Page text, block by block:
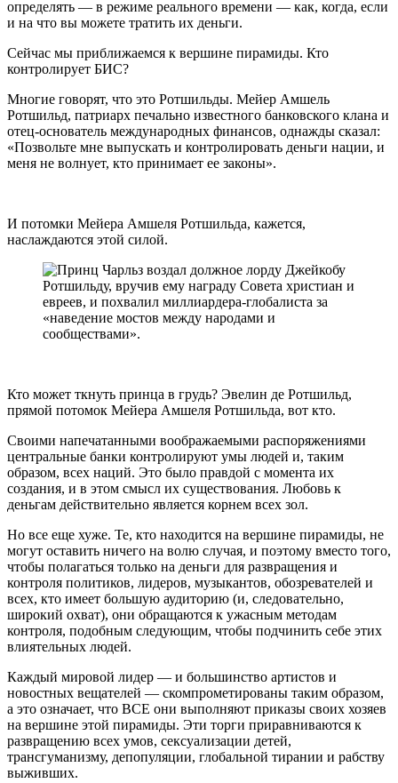
определять — в режиме реального времени — как, когда, если
и на что вы можете тратить их деньги.
Сейчас мы приближаемся к вершине пирамиды. Кто
контролирует БИС?
Многие говорят, что это Ротшильды. Мейер Амшель
Ротшильд, патриарх печально известного банковского клана и
отец-основатель международных финансов, однажды сказал:
«Позвольте мне выпускать и контролировать деньги нации, и
меня не волнует, кто принимает ее законы».
И потомки Мейера Амшеля Ротшильда, кажется,
наслаждаются этой силой.
Кто может ткнуть принца в грудь? Эвелин де Ротшильд,
прямой потомок Мейера Амшеля Ротшильда, вот кто.
Своими напечатанными воображаемыми распоряжениями
центральные банки контролируют умы людей и, таким
образом, всех наций. Это было правдой с момента их
создания, и в этом смысл их существования. Любовь к
деньгам действительно является корнем всех зол.
Но все еще хуже. Те, кто находится на вершине пирамиды, не
могут оставить ничего на волю случая, и поэтому вместо того,
чтобы полагаться только на деньги для развращения и
контроля политиков, лидеров, музыкантов, обозревателей и
всех, кто имеет большую аудиторию (и, следовательно,
широкий охват), они обращаются к ужасным методам
контроля, подобным следующим, чтобы подчинить себе этих
влиятельных людей.
Каждый мировой лидер — и большинство артистов и
новостных вещателей — скомпрометированы таким образом,
а это означает, что ВСЕ они выполняют приказы своих хозяев
на вершине этой пирамиды. Эти торги приравниваются к
развращению всех умов, сексуализации детей,
трансгуманизму, депопуляции, глобальной тирании и рабству
выживших.